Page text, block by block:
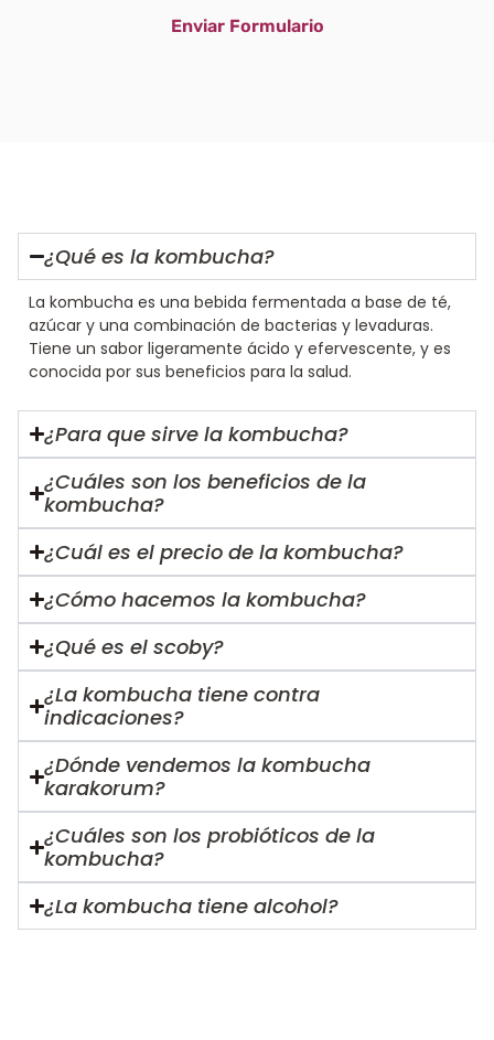
Enviar Formulario
¿Qué es la kombucha?
La kombucha es una bebida fermentada a base de té,
azúcar y una combinación de bacterias y levaduras.
Tiene un sabor ligeramente ácido y efervescente, y es
conocida por sus beneficios para la salud.
¿Para que sirve la kombucha?
¿Cuáles son los beneficios de la
kombucha?
¿Cuál es el precio de la kombucha?
¿Cómo hacemos la kombucha?
¿Qué es el scoby?
¿La kombucha tiene contra
indicaciones?
¿Dónde vendemos la kombucha
karakorum?
¿Cuáles son los probióticos de la
kombucha?
¿La kombucha tiene alcohol?